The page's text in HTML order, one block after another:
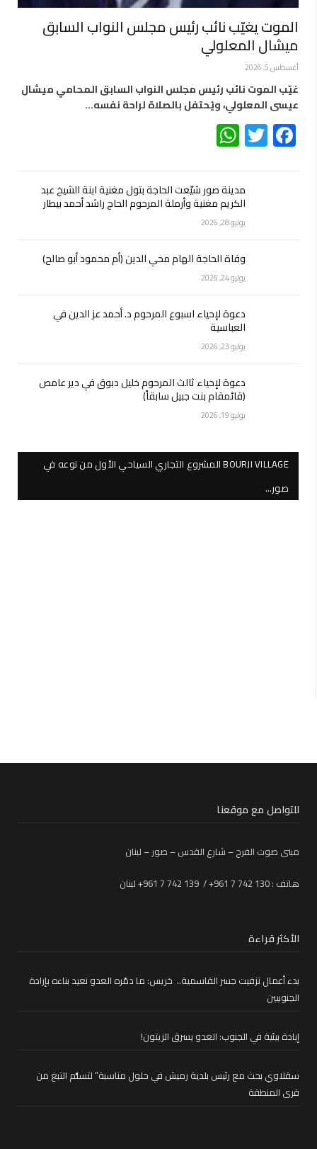
الموت يغيّب نائب رئيس مجلس النواب السابق
ميشال المعلولي
أغسطس 5, 2026
غيّب الموت نائب رئيس مجلس النواب السابق المحامي ميشال
عيسى المعلولي، ويُحتفل بالصلاة لراحة نفسه…
Facebook
Twitter
مدينة صور شيّعت الحاجة بتول مغنية ابنة الشيخ عبد
الكريم مغنية وأرملة المرحوم الحاج راشد أحمد بيطار
يوليو 28, 2026
وفاة الحاجة الهام محي الدين (أم محمود أبو صالح)
يوليو 24, 2026
دعوة لإحياء اسبوع المرحوم د. أحمد عز الدين في
العباسية
يوليو 23, 2026
دعوة لإحياء ثالث المرحوم خليل دبوق في دير عامص
(قائمقام بنت جبيل سابقاً)
يوليو 19, 2026
BOURJI VILLAGE المشروع التجاري السياحي الأول من نوعه في
صور…
للتواصل مع موقعنا
مبنى صوت الفرح – شارع القدس – صور – لبنان
هاتف : 130 742 7 961+ / 139 742 7 961+ لبنان
الأكثر قراءة
بدء أعمال تزفيت جسر القاسمية.. خريس: ما دمّره العدو نعيد بناءه بإرادة
الجنوبيين
إبادة بيئية في الجنوب: العدو يسرق الزيتون!
سقلاوي بحث مع رئيس بلدية رميش في حلول مناسبة” لتسلُّم التبغ من
قرى المنطقة